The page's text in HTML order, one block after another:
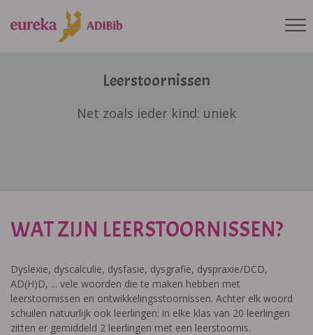
Leerstoornissen
Net zoals ieder kind: uniek
WAT ZIJN LEERSTOORNISSEN?
Dyslexie, dyscalculie, dysfasie, dysgrafie, dyspraxie/DCD,
AD(H)D, ... vele woorden die te maken hebben met
leerstoornissen en ontwikkelingsstoornissen. Achter elk woord
schuilen natuurlijk ook leerlingen: in elke klas van 20 leerlingen
zitten er gemiddeld 2 leerlingen met een leerstoornis.